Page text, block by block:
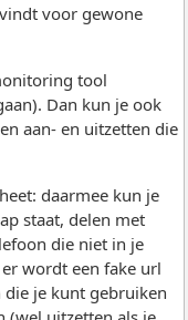
voor gewone
tool
Dan kun je ook
aan- en uitzetten die
daarmee kun je
staat, delen met
die niet in je
wordt een fake url
je kunt gebruiken